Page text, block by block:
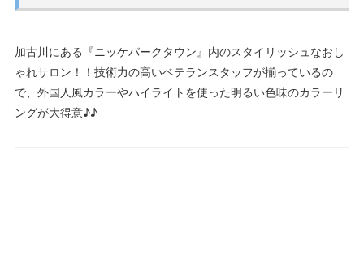
加古川にある『ニッケパークタウン』内のスタイリッシュなおし
ゃれサロン！！技術力の高いベテランスタッフが揃っているの
で、外国人風カラーやハイライトを使った明るい色味のカラーリ
ングが大得意♪♪